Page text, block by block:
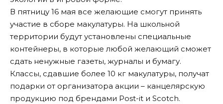
В пятницу 16 мая все желающие смогут принять
участие в сборе макулатуры. На школьной
территории будут установлены специальные
контейнеры, в которые любой желающий сможет
сдать ненужные газеты, журналы и бумагу.
Классы, сдавшие более 10 кг макулатуры, получат
подарки от организатора акции – канцелярскую
продукцию под брендами Post-it и Scotch.